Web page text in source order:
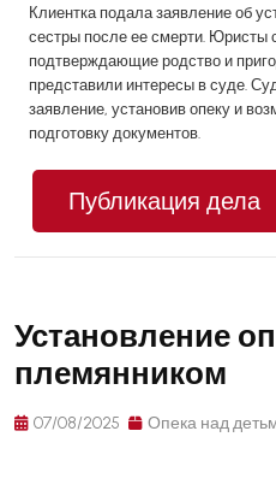
Клиентка подала заявление об
сестры после ее смерти. Юристы
подтверждающие родство и
представили интересы в суде.
заявление, установив опеку и
подготовку документов.
Публикация дела
Установление
племянником
07/08/2025 Опека над